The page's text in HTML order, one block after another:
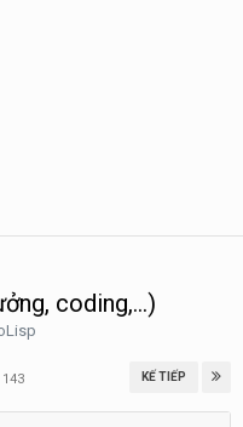
coding,...)
KẾ TIẾP